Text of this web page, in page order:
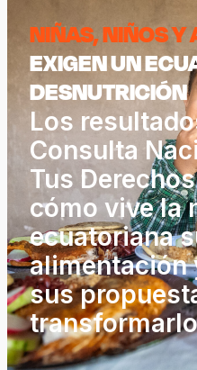
NIÑAS, NIÑOS
EXIGEN UN
DESNUTRICIÓN
Los
Consulta
Tus
cómo vive la
ecuatoriana
alimentación
sus